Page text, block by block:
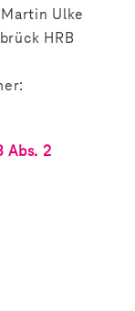
Ulke
HRB
Abs. 2